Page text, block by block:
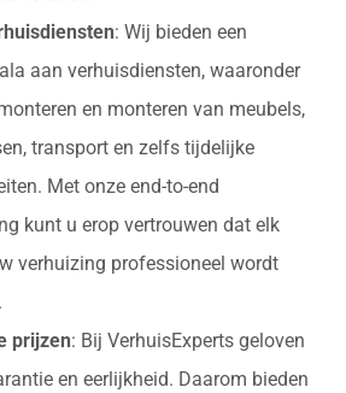
: Wij bieden een
aan verhuisdiensten, waaronder
en monteren van meubels,
transport en zelfs tijdelijke
Met onze end-to-end
kunt u erop vertrouwen dat elk
verhuizing professioneel wordt
prijzen: Bij VerhuisExperts geloven
en eerlijkheid. Daarom bieden